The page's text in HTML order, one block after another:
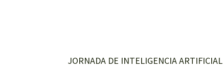
JORNADA DE INTELIGENCIA ARTIFICIAL